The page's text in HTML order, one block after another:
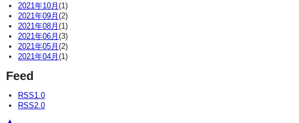
2021年10月 (1)
2021年09月 (2)
2021年08月 (1)
2021年06月 (3)
2021年05月 (2)
2021年04月 (1)
Feed
RSS1.0
RSS2.0